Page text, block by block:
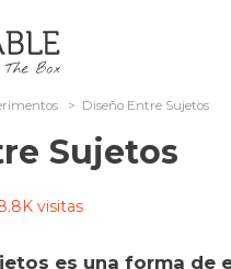
> Diseño Entre Sujetos
Sujetos
visitas
es una forma de